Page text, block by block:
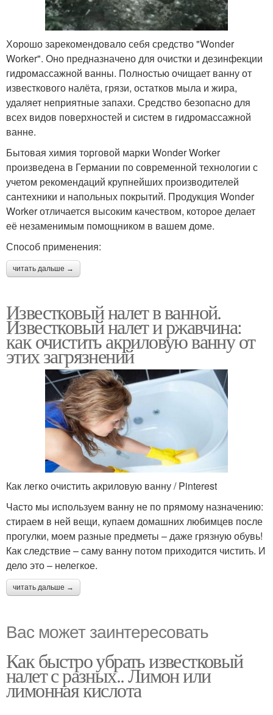
Хорошо зарекомендовало себя средство "Wonder
Worker". Оно предназначено для очистки и дезинфекции
гидромассажной ванны. Полностью очищает ванну от
известкового налёта, грязи, остатков мыла и жира,
удаляет неприятные запахи. Средство безопасно для
всех видов поверхностей и систем в гидромассажной
ванне.
Бытовая химия торговой марки Wonder Worker
произведена в Германии по современной технологии с
учетом рекомендаций крупнейших производителей
сантехники и напольных покрытий. Продукция Wonder
Worker отличается высоким качеством, которое делает
её незаменимым помощником в вашем доме.
Способ применения:
читать дальше →
Известковый налет в ванной.
Известковый налет и ржавчина:
как очистить акриловую ванну от
этих загрязнений
Как легко очистить акриловую ванну / Pinterest
Часто мы используем ванну не по прямому назначению:
стираем в ней вещи, купаем домашних любимцев после
прогулки, моем разные предметы – даже грязную обувь!
Как следствие – саму ванну потом приходится чистить. И
дело это – нелегкое.
читать дальше →
Вас может заинтересовать
Как быстро убрать известковый
налет с разных.. Лимон или
лимонная кислота